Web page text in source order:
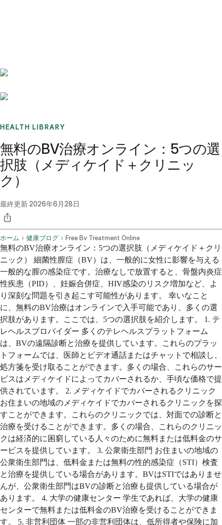
HEALTH LIBRARY
無料のBV治療オンライン：5つの選
択肢（メディケイド＋クリニッ
ク）
最終更新2026年6月28日
ホーム 健康ブログ Free Bv Treatment Online
無料のBV治療オンライン：5つの選択肢（メディケイド＋クリ
ニック） 細菌性膣症（BV）は、一般的に女性に影響を与える
一般的な膣の感染症です。治療なしで放置すると、骨盤内炎症
性疾患（PID）、妊娠合併症、HIV感染のリスク増加など、よ
り深刻な問題を引き起こす可能性があります。 幸いなこと
に、無料のBV治療はオンラインで入手可能であり、多くの選
択肢があります。ここでは、5つの選択肢を紹介します。 1. テ
レヘルスプロバイダー 多くのテレヘルスプラットフォーム
は、BVの遠隔診断と治療を提供しています。これらのプラッ
トフォームでは、医師とビデオ通話またはチャットで相談し、
処方箋を受け取ることができます。多くの場合、これらのサー
ビスはメディケイドによってカバーされるか、手頃な価格で提
供されています。 2. メディケイドでカバーされるクリニック
お住まいの地域のメディケイドでカバーされるクリニックを探
すことができます。これらのクリニックでは、対面での診断と
治療を受けることができます。多くの場合、これらのクリニッ
クは経済的に困窮している人々のために無料または低料金のサ
ービスを提供しています。 3. 公衆衛生部門 お住まいの地域の
公衆衛生部門は、低料金または無料の性的感染症（STI）検査
と治療を提供している場合があります。BVはSTIではありませ
んが、公衆衛生部門はBVの診断と治療も提供している場合が
あります。 4. 大学の健康センター 学生であれば、大学の健康
センターで無料または低料金のBV治療を受けることができま
す。 5. 非営利団体 一部の非営利団体は、低所得者や保険に加